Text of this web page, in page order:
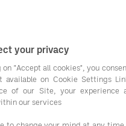
Personalisierung,
sind die besten,
die
zahlreiche
your privacy
"Accept all cookies", you
available on Cookie Settings
of our Site, your experience
our services